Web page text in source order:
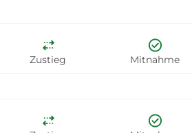
Zustieg
Mitnahme